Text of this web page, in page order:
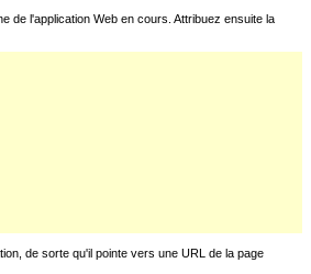
de l'application Web en cours. Attribuez ensuite la
de sorte qu'il pointe vers une URL de la page